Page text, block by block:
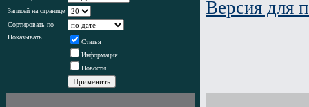
Записей на странице
Сортировать по
Показывать
Статья
Информация
Новости
Версия для